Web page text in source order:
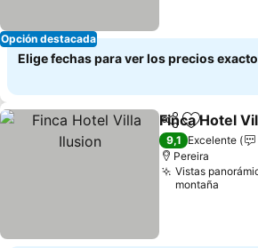
Opción destacada
Elige fechas para ver los precios
Compartir
Agregar
Finca Hotel
9,1 Excelente
Pereira
Vistas
montaña